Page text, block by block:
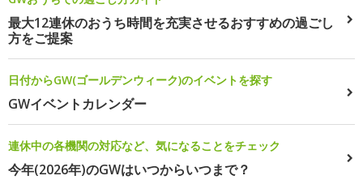
最大12連休のおうち時間を充実させるおすすめの過ごし
方をご提案
日付からGW(ゴールデンウィーク)のイベントを探す
GWイベントカレンダー
連休中の各機関の対応など、気になることをチェック
今年(2026年)のGWはいつからいつまで？